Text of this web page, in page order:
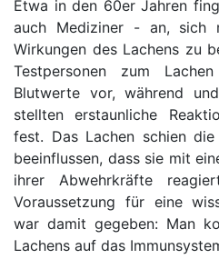
Etwa in den 60er Jahren
auch Mediziner - an, sich
Wirkungen des Lachens zu
Testpersonen zum
Blutwerte vor, während
stellten erstaunliche
fest. Das Lachen schien
beeinflussen, dass sie mit
ihrer Abwehrkräfte
Voraussetzung für eine
war damit gegeben: Man
Lachens auf das